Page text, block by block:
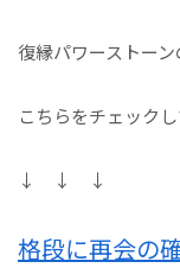
復縁パワーストー
こちらをチェック
↓ ↓ ↓
格段に再会の